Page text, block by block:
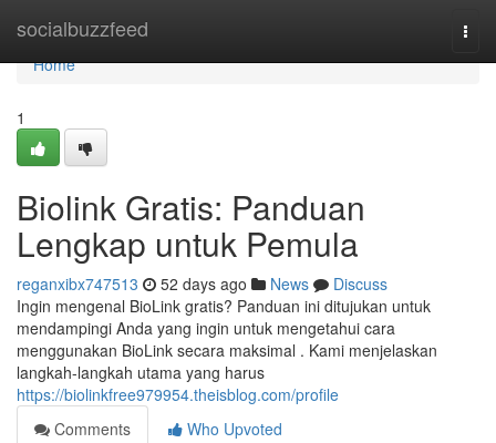
socialbuzzfeed
Home
Home
1
Biolink Gratis: Panduan
Lengkap untuk Pemula
reganxibx747513 52 days ago News
Discuss
Ingin mengenal BioLink gratis? Panduan ini ditujukan untuk
mendampingi Anda yang ingin untuk mengetahui cara
menggunakan BioLink secara maksimal . Kami menjelaskan
langkah-langkah utama yang harus
https://biolinkfree979954.theisblog.com/profile
Comments
Who Upvoted